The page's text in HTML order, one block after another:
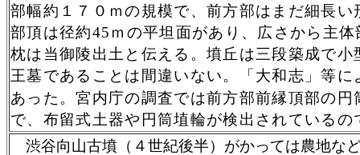
部幅約１７０ｍの規模で、前方部はまだ細長
部頂は径約45ｍの平坦面があり、広さから主
枕は当御陵出土と伝える。墳丘は三段築成で
王墓であることは間違いない。「大和志」等
あった。宮内庁の調査では前方部前縁頂部の
で、布留式土器や円筒埴輪が検出されている
渋谷向山古墳（４世紀後半）がかっては農地な